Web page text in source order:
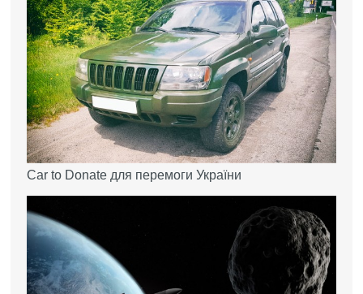
Car to Donate для перемоги України